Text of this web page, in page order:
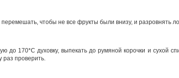
перемешать, чтобы не все фрукты были внизу, и разровнять
до 170*С духовку, выпекать до румяной корочки и сухой
раз проверить.